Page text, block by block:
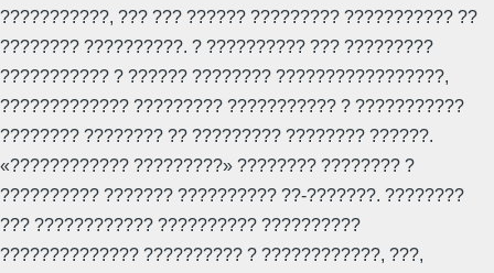
???????????, ??? ??? ?????? ????????? ??????????? ??
???????? ??????????. ? ?????????? ??? ?????????
??????????? ? ?????? ???????? ?????????????????,
????????????? ????????? ??????????? ? ???????????
???????? ???????? ?? ????????? ???????? ??????.
«???????????? ?????????» ???????? ???????? ?
?????????? ??????? ?????????? ??-???????. ????????
??? ???????????? ?????????? ??????????
?????????????? ?????????? ? ????????????, ???,